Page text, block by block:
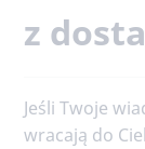
z
Jeśli Twoje
wracają do